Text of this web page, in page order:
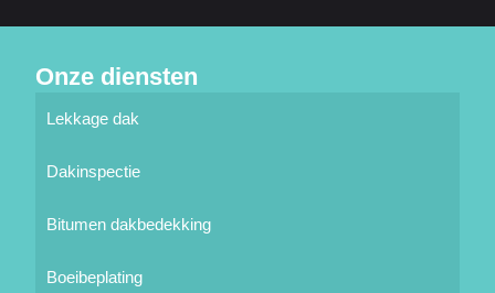
Onze diensten
Lekkage dak
Dakinspectie
Bitumen dakbedekking
Boeibeplating